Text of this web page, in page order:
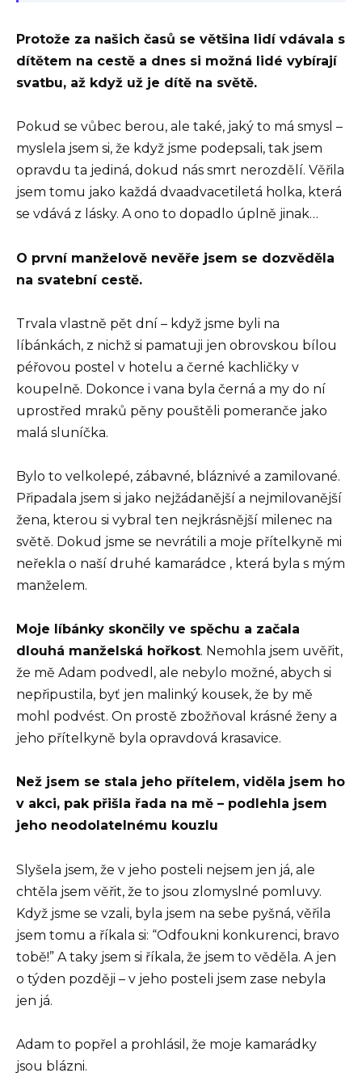
Protože za našich časů se většina lidí vdávala s
dítětem na cestě a dnes si možná lidé vybírají
svatbu, až když už je dítě na světě.
Pokud se vůbec berou, ale také, jaký to má smysl –
myslela jsem si, že když jsme podepsali, tak jsem
opravdu ta jediná, dokud nás smrt nerozdělí. Věřila
jsem tomu jako každá dvaadvacetiletá holka, která
se vdává z lásky. A ono to dopadlo úplně jinak…
O první manželově nevěře jsem se dozvěděla
na svatební cestě.
Trvala vlastně pět dní – když jsme byli na
líbánkách, z nichž si pamatuji jen obrovskou bílou
péřovou postel v hotelu a černé kachličky v
koupelně. Dokonce i vana byla černá a my do ní
uprostřed mraků pěny pouštěli pomeranče jako
malá sluníčka.
Bylo to velkolepé, zábavné, bláznivé a zamilované.
Připadala jsem si jako nejžádanější a nejmilovanější
žena, kterou si vybral ten nejkrásnější milenec na
světě. Dokud jsme se nevrátili a moje přítelkyně mi
neřekla o naší druhé kamarádce , která byla s mým
manželem.
Moje líbánky skončily ve spěchu a začala
dlouhá manželská hořkost. Nemohla jsem uvěřit,
že mě Adam podvedl, ale nebylo možné, abych si
nepřipustila, byť jen malinký kousek, že by mě
mohl podvést. On prostě zbožňoval krásné ženy a
jeho přítelkyně byla opravdová krasavice.
Než jsem se stala jeho přítelem, viděla jsem ho
v akci, pak přišla řada na mě – podlehla jsem
jeho neodolatelnému kouzlu
Slyšela jsem, že v jeho posteli nejsem jen já, ale
chtěla jsem věřit, že to jsou zlomyslné pomluvy.
Když jsme se vzali, byla jsem na sebe pyšná, věřila
jsem tomu a říkala si: “Odfoukni konkurenci, bravo
tobě!” A taky jsem si říkala, že jsem to věděla. A jen
o týden později – v jeho posteli jsem zase nebyla
jen já.
Adam to popřel a prohlásil, že moje kamarádky
jsou blázni.